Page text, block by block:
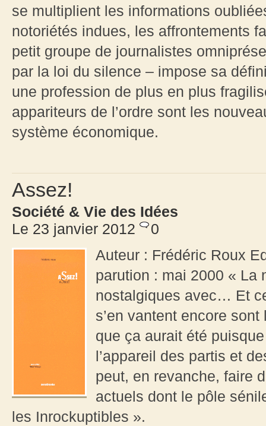
se multiplient les informations
notoriétés indues, les affrontements
petit groupe de journalistes
par la loi du silence – impose sa
une profession de plus en plus
appariteurs de l’ordre sont les
système économique.
Assez!
Société & Vie des Idées
Le 23 janvier 2012
0
Auteur : Frédéric Roux
parution : mai 2000 « La
nostalgiques avec… Et
s’en vantent encore
que ça aurait été
l’appareil des partis et
peut, en revanche, faire
actuels dont le pôle
les Inrockuptibles ».